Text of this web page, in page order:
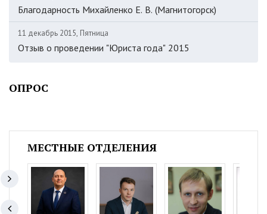
Благодарность Михайленко Е. В. (Магнитогорск)
11 декабрь 2015, Пятница
Отзыв о проведении "Юриста года" 2015
ОПРОС
МЕСТНЫЕ ОТДЕЛЕНИЯ